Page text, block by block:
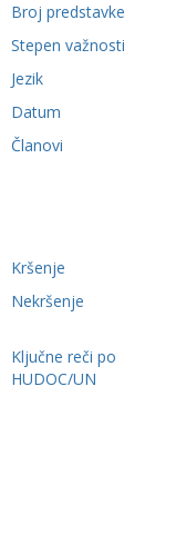
Broj predstavke
Stepen važnosti
Jezik
Datum
Članovi
Kršenje
Nekršenje
Ključne reči po
HUDOC/UN